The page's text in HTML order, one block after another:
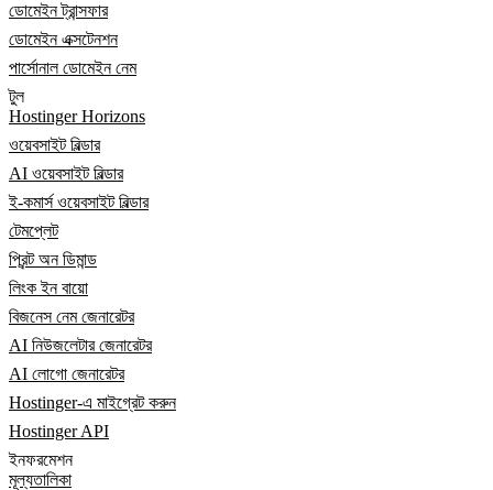
ডোমেইন ট্রান্সফার
ডোমেইন এক্সটেনশন
পার্সোনাল ডোমেইন নেম
টুল
Hostinger Horizons
ওয়েবসাইট বিল্ডার
AI ওয়েবসাইট বিল্ডার
ই-কমার্স ওয়েবসাইট বিল্ডার
টেমপ্লেট
প্রিন্ট অন ডিমান্ড
লিংক ইন বায়ো
বিজনেস নেম জেনারেটর
AI নিউজলেটার জেনারেটর
AI লোগো জেনারেটর
Hostinger-এ মাইগ্রেট করুন
Hostinger API
ইনফরমেশন
মূল্যতালিকা